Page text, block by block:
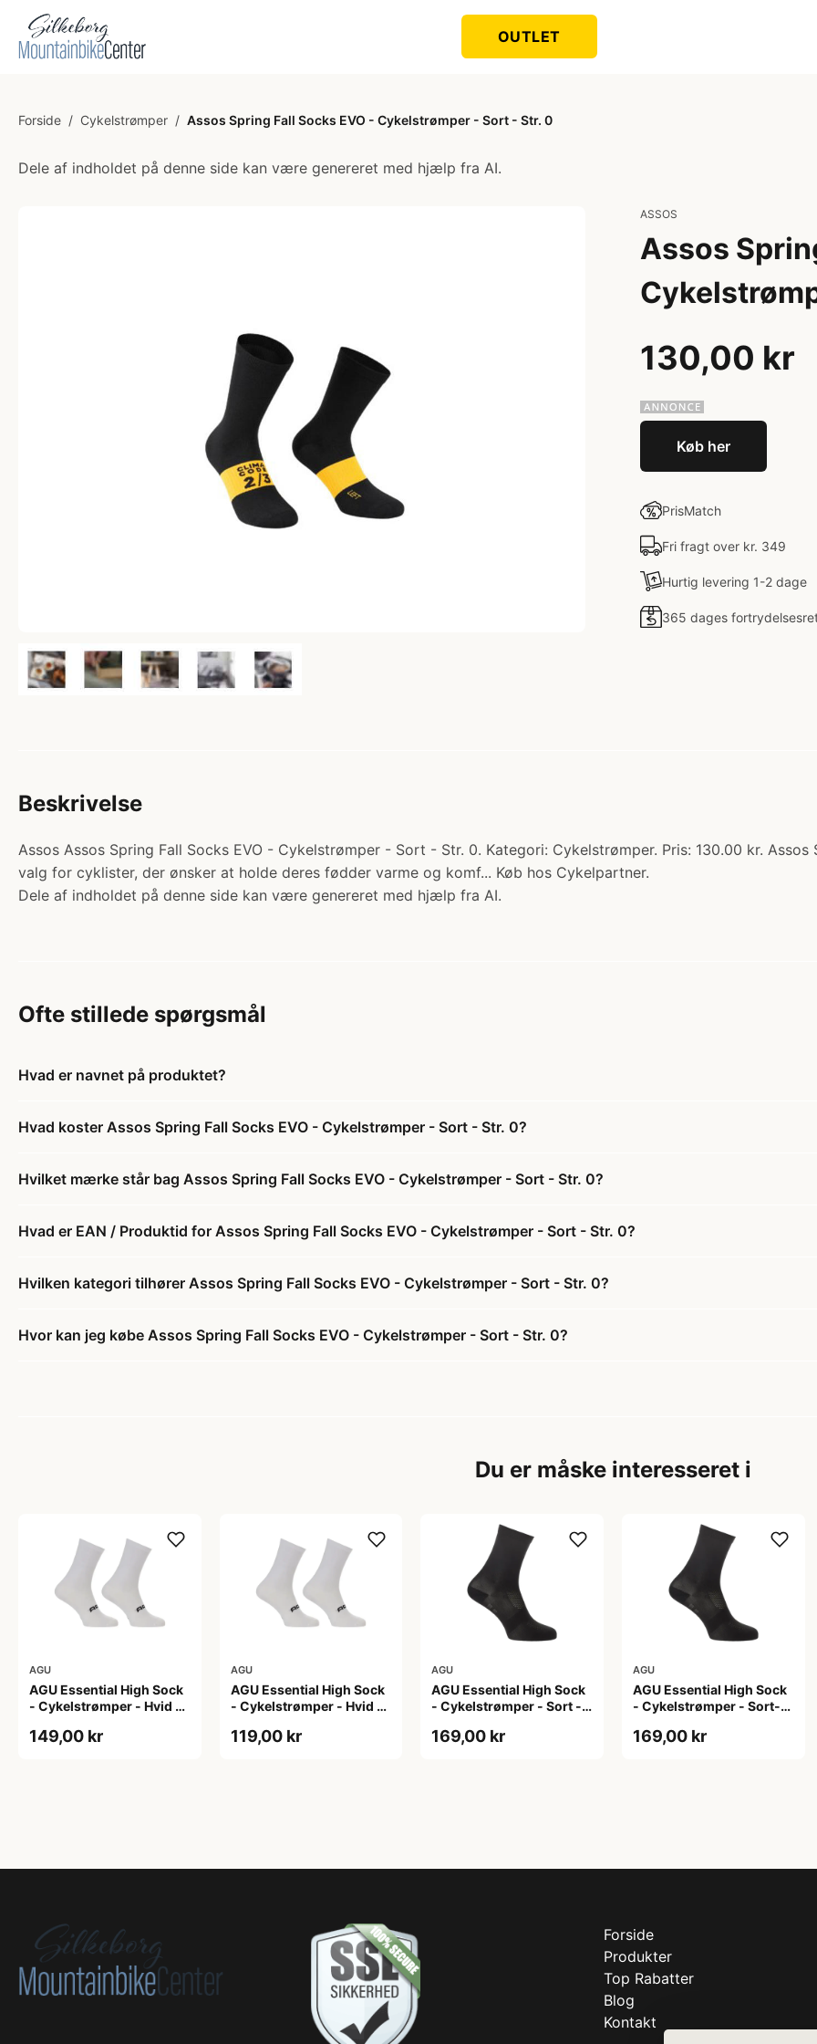
OUTLET
Forside / Cykelstrømper / Assos Spring Fall Socks EVO - Cykelstrømper - Sort - Str. 0
Dele af indholdet på denne side kan være genereret med hjælp fra AI.
ASSOS
Assos
130,00 kr
Køb her
PrisMatch
Fri fragt over kr. 349
Hurtig levering 1-2 dage
365 dages
Beskrivelse
Assos Assos Spring Fall Socks EVO - Cykelstrømper - Sort - Str. 0. Kategori: Cykelstrømper. Pris: 130.00 kr.
valg for cyklister, der ønsker at holde deres fødder varme og komf... Køb hos Cykelpartner.
Dele af indholdet på denne side kan være genereret med hjælp fra AI.
Ofte stillede spørgsmål
Hvad er navnet på produktet?
Hvad koster Assos Spring Fall Socks EVO - Cykelstrømper - Sort - Str. 0?
Hvilket mærke står bag Assos Spring Fall Socks EVO - Cykelstrømper - Sort - Str. 0?
Hvad er EAN / Produktid for Assos Spring Fall Socks EVO - Cykelstrømper - Sort - Str. 0?
Hvilken kategori tilhører Assos Spring Fall Socks EVO - Cykelstrømper - Sort - Str. 0?
Hvor kan jeg købe Assos Spring Fall Socks EVO - Cykelstrømper - Sort - Str. 0?
Du er måske interesseret i
AGU
AGU Essential High Sock
- Cykelstrømper - Hvid -
149,00 kr
AGU
AGU Essential High Sock
- Cykelstrømper - Hvid -
119,00 kr
AGU
AGU Essential High Sock
- Cykelstrømper - Sort -
169,00 kr
AGU
AGU Essential High Sock
- Cykelstrømper - Sort-
169,00 kr
Forside
Produkter
Top Rabatter
Blog
Kontakt